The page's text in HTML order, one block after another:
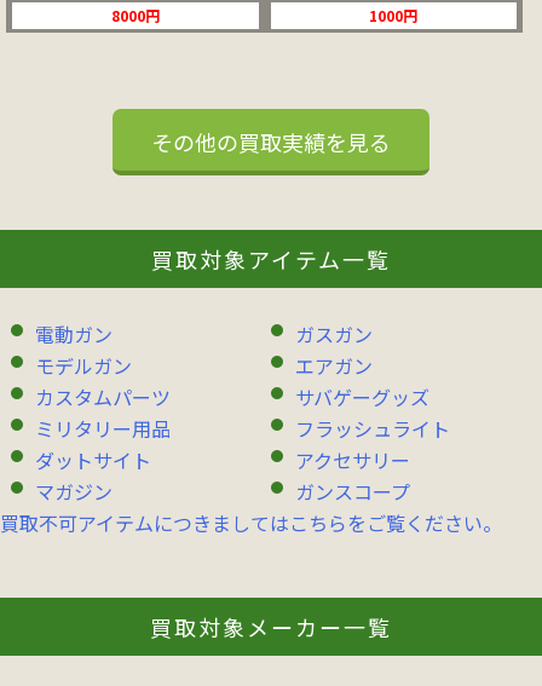
8000円
1000円
その他の買取実績を見る
買取対象アイテム一覧
電動ガン
ガスガン
モデルガン
エアガン
カスタムパーツ
サバゲーグッズ
ミリタリー用品
フラッシュライト
ダットサイト
アクセサリー
マガジン
ガンスコープ
買取不可アイテムにつきましてはこちらをご覧ください。
買取対象メーカー一覧